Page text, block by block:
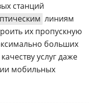
станций
линиям
их пропускную
больших
услуг даже
мобильных